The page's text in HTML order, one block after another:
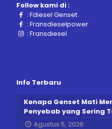
Follow kami di :
:Fdiesel Genset
:Fransdieselpower
:Fransdiesel
Info Terbaru
Kenapa Genset Mati
Penyebab yang Sering
Agustus 5, 2026